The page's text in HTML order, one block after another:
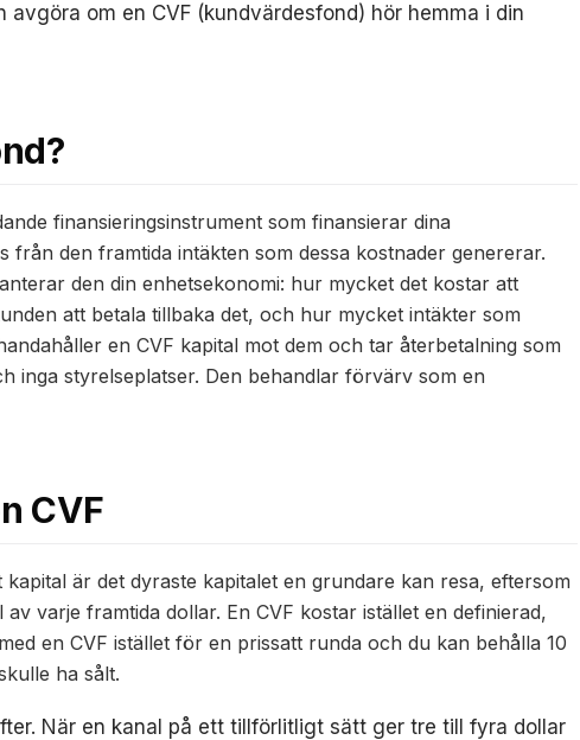
om en CVF (kundvärdesfond) hör hemma i din
finansieringsinstrument som finansierar dina
från den framtida intäkten som dessa kostnader genererar.
den din enhetsekonomi: hur mycket det kostar att
att betala tillbaka det, och hur mycket intäkter som
en CVF kapital mot dem och tar återbetalning som
inga styrelseplatser. Den behandlar förvärv som en
CVF
är det dyraste kapitalet en grundare kan resa, eftersom
varje framtida dollar. En CVF kostar istället en definierad,
en CVF istället för en prissatt runda och du kan behålla 10
ha sålt.
När en kanal på ett tillförlitligt sätt ger tre till fyra dollar